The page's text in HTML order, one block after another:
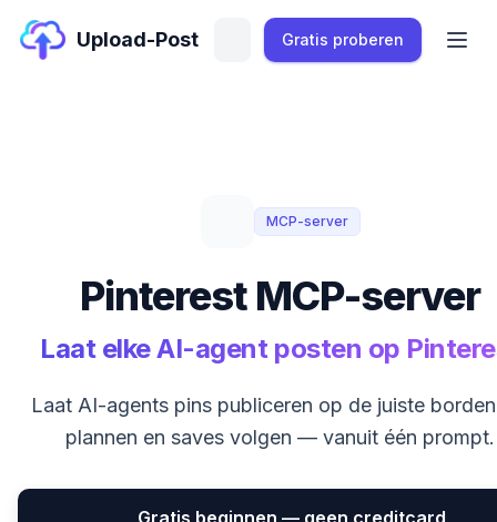
Upload-Post Gratis proberen
MCP-server
Pinterest MCP-server
Laat elke AI-agent posten op
Laat AI-agents pins publiceren op de juiste
plannen en saves volgen — vanuit één prompt.
Gratis beginnen — geen creditcard